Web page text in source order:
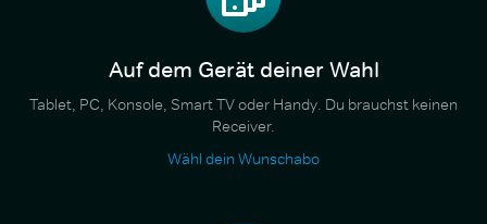
Auf dem Gerät deiner Wahl
Tablet, PC, Konsole, Smart TV oder Handy. Du brauchst keinen
Receiver.
Wähl dein Wunschabo